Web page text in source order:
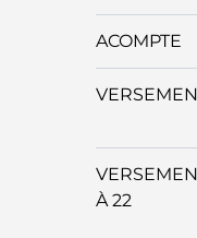
ACOMPTE
À 22